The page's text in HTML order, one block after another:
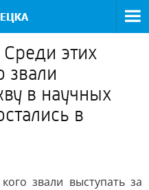
этих
звали
в научных
в
звали выступать за